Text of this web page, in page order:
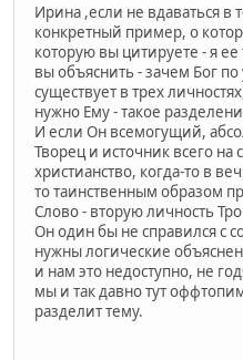
Ирина ,если не вдаваться в
конкретный пример, о
которую вы цитируете - я
вы объяснить - зачем Бог
существует в трех
нужно Ему - такое
И если Он всемогущий,
Творец и источник всего на
христианство, когда-то в
то таинственным образом
Слово - вторую личность
Он один бы не справился с
нужны логические
и нам это недоступно, не
мы и так давно тут
разделит тему.